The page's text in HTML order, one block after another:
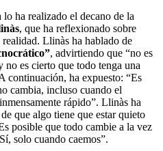
ha realizado el decano de la
, que ha reflexionado sobre
Llinàs ha hablado de
, advirtiendo que “no es
es cierto que todo tenga una
continuación, ha expuesto: “Es
cambia, incluso cuando el
rápido”. Llinàs ha
que algo tiene que estar quieto
posible que todo cambie a la vez
solo cuando caemos”.